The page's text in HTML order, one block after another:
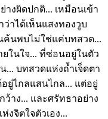
างผิดปกติ... เหมือนเข้า
าได้เห็นแสงทองวูบ
ค้นพบไม่ใช่แค่บทสวด...
ในใจ... ที่ซ่อนอยู่ในตัว
... บทสวดแห่งถ้ำเจ็ดตา
ยู่ไกลแสนไกล... แต่อยู่
ว้าง... และศรัทธาอย่าง
งจิตใจตัวเอง...